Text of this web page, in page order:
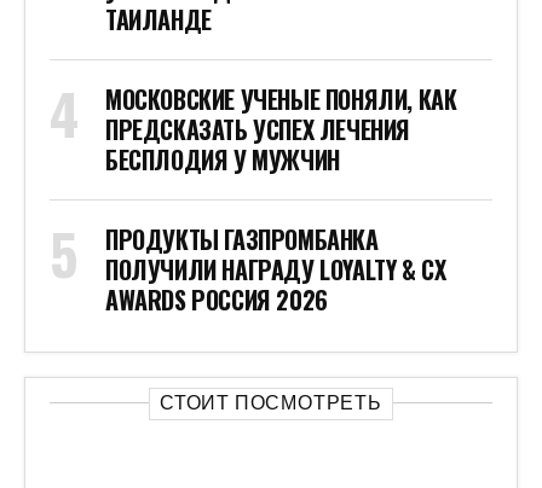
ТАИЛАНДЕ
МОСКОВСКИЕ УЧЕНЫЕ ПОНЯЛИ, КАК
ПРЕДСКАЗАТЬ УСПЕХ ЛЕЧЕНИЯ
БЕСПЛОДИЯ У МУЖЧИН
ПРОДУКТЫ ГАЗПРОМБАНКА
ПОЛУЧИЛИ НАГРАДУ LOYALTY & CX
AWARDS РОССИЯ 2026
СТОИТ ПОСМОТРЕТЬ